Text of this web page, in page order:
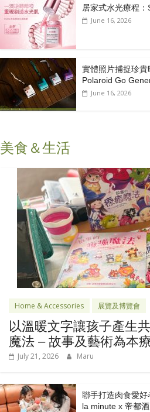
居家式水光療程
June 16, 2026
實體照片捕捉珍
Polaroid Go
June 16, 2026
美食＆生活
Home & Accessories 展覽及博覽會
以溫暖文字讓孩子產生
魔法 – 故事及藝術為本
July 21, 2026 Maru
聯手打造肉食愛
la minute x 帝都